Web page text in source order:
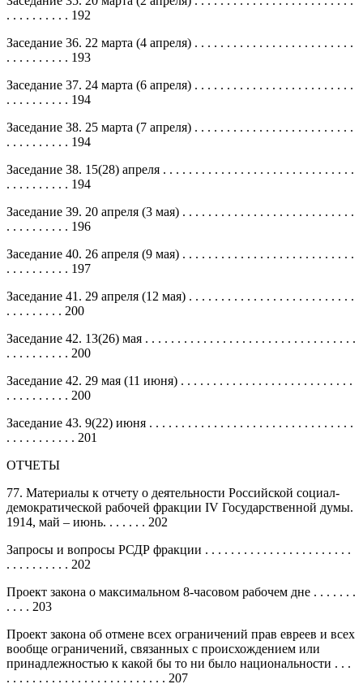
. . . . . . . . . . 192
Заседание 36. 22 марта (4 апреля) . . . . . . . . . . . . . . . . . . . . . . . . .
. . . . . . . . . . 193
Заседание 37. 24 марта (6 апреля) . . . . . . . . . . . . . . . . . . . . . . . . .
. . . . . . . . . . 194
Заседание 38. 25 марта (7 апреля) . . . . . . . . . . . . . . . . . . . . . . . . .
. . . . . . . . . . 194
Заседание 38. 15(28) апреля . . . . . . . . . . . . . . . . . . . . . . . . . . . . . .
. . . . . . . . . . 194
Заседание 39. 20 апреля (3 мая) . . . . . . . . . . . . . . . . . . . . . . . . . . .
. . . . . . . . . . 196
Заседание 40. 26 апреля (9 мая) . . . . . . . . . . . . . . . . . . . . . . . . . . .
. . . . . . . . . . 197
Заседание 41. 29 апреля (12 мая) . . . . . . . . . . . . . . . . . . . . . . . . . .
. . . . . . . . . 200
Заседание 42. 13(26) мая . . . . . . . . . . . . . . . . . . . . . . . . . . . . . . . . .
. . . . . . . . . . 200
Заседание 42. 29 мая (11 июня) . . . . . . . . . . . . . . . . . . . . . . . . . . .
. . . . . . . . . . 200
Заседание 43. 9(22) июня . . . . . . . . . . . . . . . . . . . . . . . . . . . . . . . .
. . . . . . . . . . . 201
ОТЧЕТЫ
77. Материалы к отчету о деятельности Российской социал-
демократической рабочей фракции IV Государственной думы.
1914, май – июнь. . . . . . . 202
Запросы и вопросы РСДР фракции . . . . . . . . . . . . . . . . . . . . . . .
. . . . . . . . . . 202
Проект закона о максимальном 8-часовом рабочем дне . . . . . . .
. . . . 203
Проект закона об отмене всех ограничений прав евреев и всех
вообще ограничений, связанных с происхождением или
принадлежностью к какой бы то ни было национальности . . .
. . . . . . . . . . . . . . . . . . . . . . . . . 207